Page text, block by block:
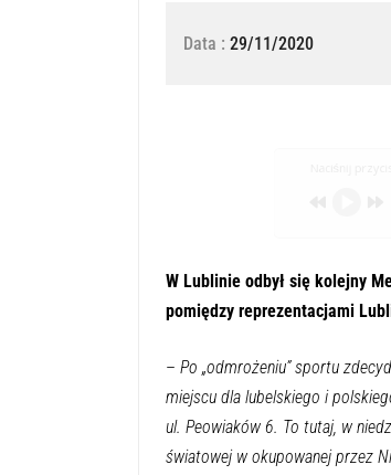
Data : 29/11/2020
W Lublinie odbył się kolejny
pomiędzy reprezentacjami
– Po „odmrożeniu” sportu
miejscu dla lubelskiego i
ul. Peowiaków 6. To tutaj, w
światowej w okupowanej przez